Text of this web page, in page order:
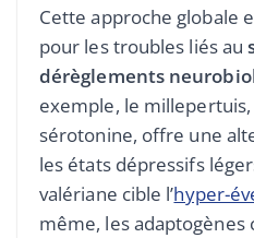
Cette approche globale
pour les troubles liés au
dérèglements
exemple, le millepertuis,
sérotonine, offre une
les états dépressifs
valériane cible l’hyper-
même, les adaptogènes